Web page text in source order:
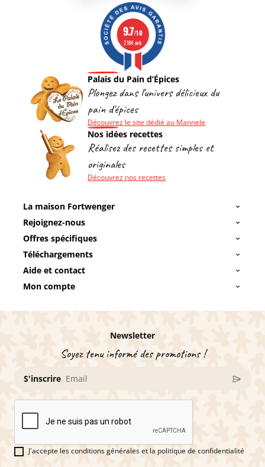
Palais du Pain d’Épices
Plongez dans l'univers délicieux du
pain d'épices
Découvrez le site dédié au Mannele
9.7/10
2184 avis
Nos idées recettes
Réalisez des recettes simples et
originales
Découvrez nos recettes
La maison Fortwenger
Rejoignez-nous
Offres spécifiques
Téléchargements
Aide et contact
Mon compte
Newsletter
Soyez tenu informé des promotions !
S'inscrire
J'accepte les conditions générales et la politique de confidentialité